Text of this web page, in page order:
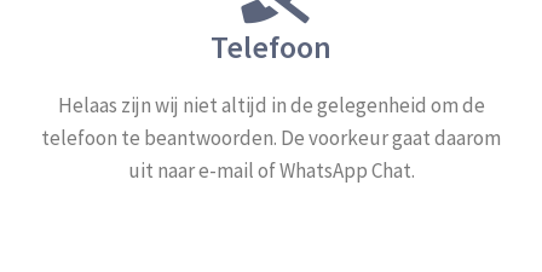
Afzuigslangen
Statische elektriciteit
Toepassing
Veiligheid
Veelgestelde vragen
Telefoon
Helaas zijn wij niet altijd in de gelegenheid om de
telefoon te beantwoorden. De voorkeur gaat daarom
uit naar e-mail of WhatsApp Chat.